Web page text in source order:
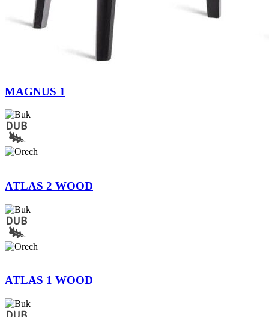
MAGNUS 1
ATLAS 2 WOOD
ATLAS 1 WOOD